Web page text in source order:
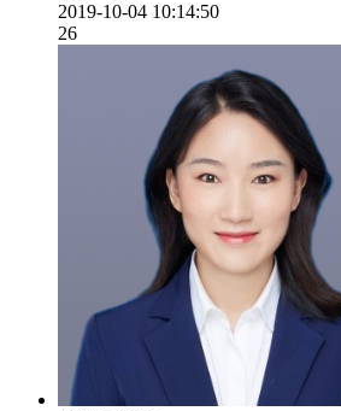
2019-10-04 10:14:50
26